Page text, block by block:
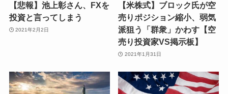
【悲報】池上彰さん、FXを
投資と言ってしまう
2021年2月2日
【米株式】ブロック氏が空
売りポジション縮小、弱気
派狙う「群衆」かわす【空
売り投資家VS掲示板】
2021年1月31日